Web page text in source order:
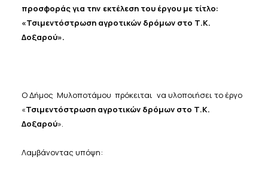
προσφοράςγια την εκτέλεση του έργου με τίτλο:
«Τσιμεντόστρωση αγροτικών δρόμων στο Τ.Κ.
Δοξαρού».
Ο Δήμος Μυλοποτάμου πρόκειται να υλοποιήσει το έργο
«Τσιμεντόστρωση αγροτικών δρόμων στο Τ.Κ.
Δοξαρού».
Λαμβάνοντας υπόψη: